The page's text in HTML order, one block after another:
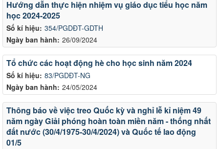
Số kí hiệu: 354/PGDĐT-GDTH
Ngày ban hành: 26/09/2024
Hướng dẫn thực hiện nhiệm vụ giáo dục tiểu học năm
học 2024-2025
Số kí hiệu: 83/PGDĐT-NG
Ngày ban hành: 24/05/2024
Tổ chức các hoạt động hè cho học sinh năm 2024
Thông báo về việc treo Quốc kỳ và nghỉ lễ kỉ niệm 49
năm ngày Giải phóng hoàn toàn miền năm - thống nhất
đất nước (30/4/1975-30/4/2024) và Quốc tế lao động
01/5